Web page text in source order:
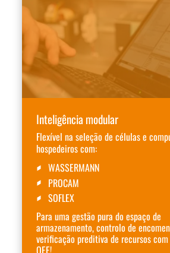
Inteligência modular
Flexível na seleção de células e
hospedeiros com:
WASSERMANN
PROCAM
SOFLEX
Para uma gestão pura do espaço de
armazenamento, controlo de
verificação preditiva de recursos
OEE!